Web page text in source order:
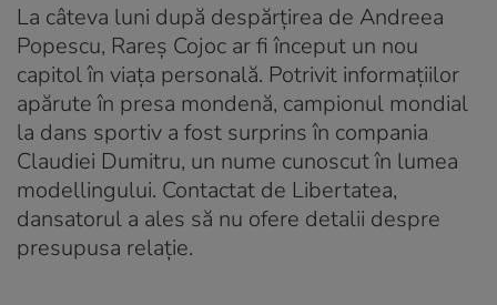
La câteva luni după despărțirea de Andreea
Popescu, Rareș Cojoc ar fi început un nou
capitol în viața personală. Potrivit informațiilor
apărute în presa mondenă, campionul mondial
la dans sportiv a fost surprins în compania
Claudiei Dumitru, un nume cunoscut în lumea
modellingului. Contactat de Libertatea,
dansatorul a ales să nu ofere detalii despre
presupusa relație.